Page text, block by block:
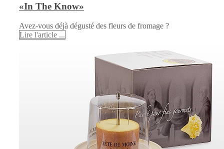
«In The Know»
Avez-vous déjà dégusté des fleurs de fromage ?
Lire l'article ...